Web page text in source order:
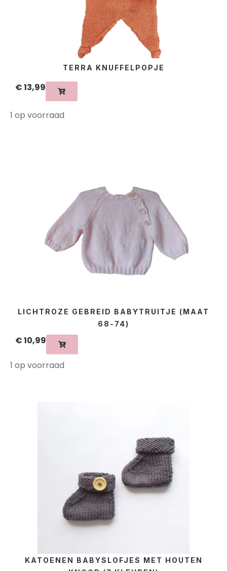
TERRA KNUFFELPOPJE
€13,99
1 op voorraad
LICHTROZE GEBREID BABYTRUITJE (MAAT
68-74)
€10,99
1 op voorraad
KATOENEN BABYSLOFJES MET HOUTEN